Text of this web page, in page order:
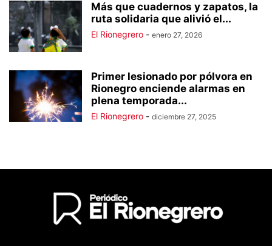
Más que cuadernos y zapatos, la
ruta solidaria que alivió el...
El Rionegrero - enero 27, 2026
Primer lesionado por pólvora en
Rionegro enciende alarmas en
plena temporada...
El Rionegrero - diciembre 27, 2025